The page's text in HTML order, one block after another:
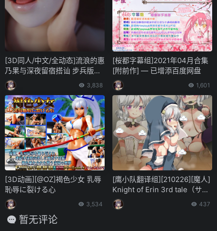
[3D同人/中文/全动态]流浪的惠
乃果与深夜留宿搭讪 步兵版
[国语CV/新作][已补档]
3,838
[桜都字幕组]2021年04月合集
[附前作] — 已增添百度网盘
1,601
[3D动画][@OZ]褐色少女 乳辱
恥辱に裂ける心
3,534
[鹰小队翻译组][210226][魔人]
Knight of Erin 3rd tale（サー
ドテイル） ナースとシスター
のダブル癒し。迷える子羊た
437
暂无评论